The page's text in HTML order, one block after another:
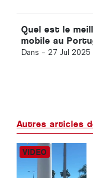
Quel est le
mobile au
Dans - 27 Jul 2025
Autres articles